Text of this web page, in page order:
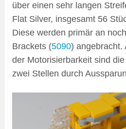
über einen sehr langen
Flat Silver, insgesamt 56
Diese werden primär an
Brackets (5090) angebracht.
der Motorisierbarkeit sind
zwei Stellen durch